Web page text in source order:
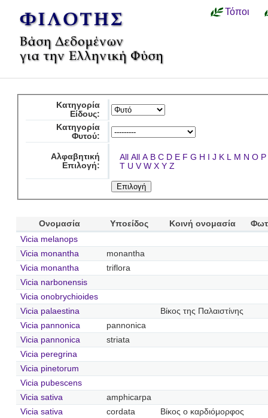
Τόποι
Κατηγορία
Είδους:
Κατηγορία
Φυτού:
Αλφαβητική
Επιλογή:
All All A B C D E F G H I J K L M N O P
T U V W X Y Z
Ονομασία Υποείδος Κοινή ονομασία
Vicia melanops
Vicia monantha
monantha
Vicia monantha
triflora
Vicia narbonensis
Vicia onobrychioides
Vicia palaestina
Βίκος της Παλαιστίνης
Vicia pannonica
pannonica
Vicia pannonica
striata
Vicia peregrina
Vicia pinetorum
Vicia pubescens
Vicia sativa
amphicarpa
Vicia sativa
cordata
Βίκος ο καρδιόμορφος